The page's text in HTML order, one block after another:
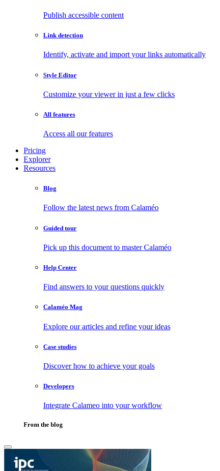
Publish accessible content
Link detection
Identify, activate and import your links automatically
Style Editor
Customize your viewer in just a few clicks
All features
Access all our features
Pricing
Explorer
Resources
Blog
Follow the latest news from Calaméo
Guided tour
Pick up this document to master Calaméo
Help Center
Find answers to your questions quickly
Calaméo Mag
Explore our articles and refine your ideas
Case studies
Discover how to achieve your goals
Developers
Integrate Calameo into your workflow
From the blog